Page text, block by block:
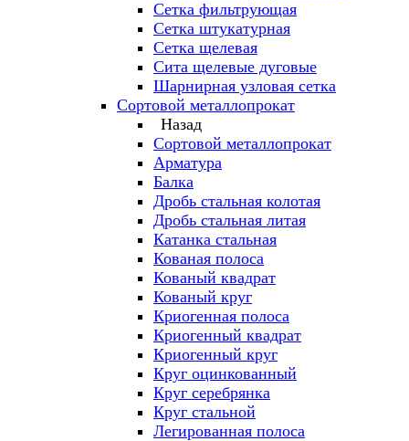
Сетка фильтрующая
Сетка штукатурная
Сетка щелевая
Сита щелевые дуговые
Шарнирная узловая сетка
Сортовой металлопрокат
Назад
Сортовой металлопрокат
Арматура
Балка
Дробь стальная колотая
Дробь стальная литая
Катанка стальная
Кованая полоса
Кованый квадрат
Кованый круг
Криогенная полоса
Криогенный квадрат
Криогенный круг
Круг оцинкованный
Круг серебрянка
Круг стальной
Легированная полоса